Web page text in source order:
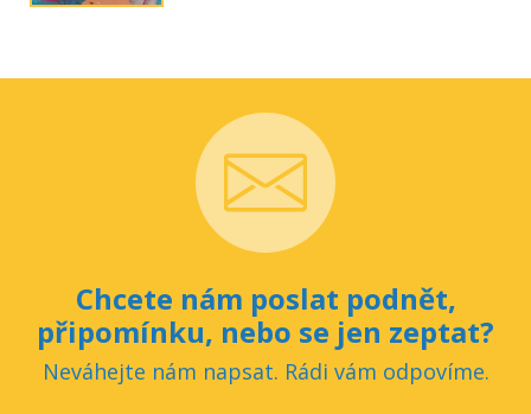
Chcete nám poslat podnět,
připomínku, nebo se jen zeptat?
Neváhejte nám napsat. Rádi vám odpovíme.